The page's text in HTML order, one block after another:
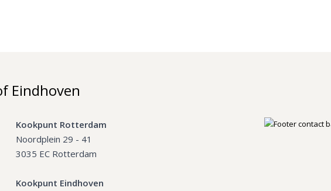
Eindhoven
Kookpunt Rotterdam
Noordplein 29 - 41
3035 EC Rotterdam
Kookpunt Eindhoven